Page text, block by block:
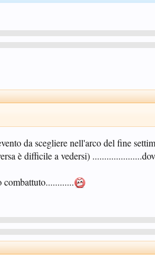
da scegliere nell'arco del fine
è difficile a vedersi)